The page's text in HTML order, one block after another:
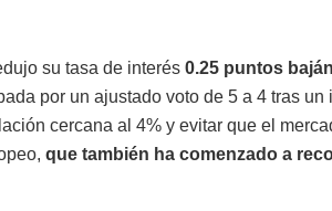
su tasa de interés 0.25 puntos
por un ajustado voto de 5 a 4 tras un
cercana al 4% y evitar que el
que también ha comenzado a